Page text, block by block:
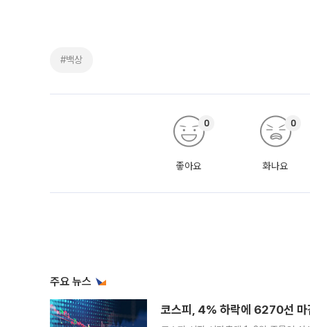
#백상
좋아요
0
화나요
0
주요 뉴스
코스피, 4% 하락에 6270선